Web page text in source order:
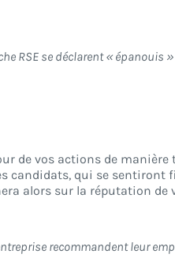
RSE se déclarent « épanouis
de vos actions de
candidats, qui se
alors sur la réputation de
recommandent leur